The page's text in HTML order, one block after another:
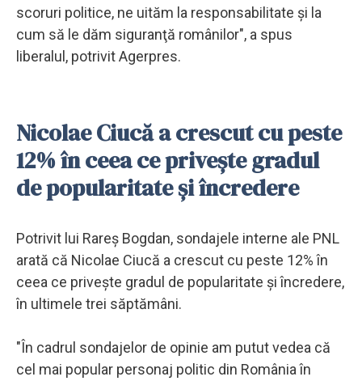
scoruri politice, ne uităm la responsabilitate şi la
cum să le dăm siguranţă românilor", a spus
liberalul, potrivit Agerpres.
Nicolae Ciucă a crescut cu peste
12% în ceea ce priveşte gradul
de popularitate şi încredere
Potrivit lui Rareş Bogdan, sondajele interne ale PNL
arată că Nicolae Ciucă a crescut cu peste 12% în
ceea ce priveşte gradul de popularitate şi încredere,
în ultimele trei săptămâni.
"În cadrul sondajelor de opinie am putut vedea că
cel mai popular personaj politic din România în